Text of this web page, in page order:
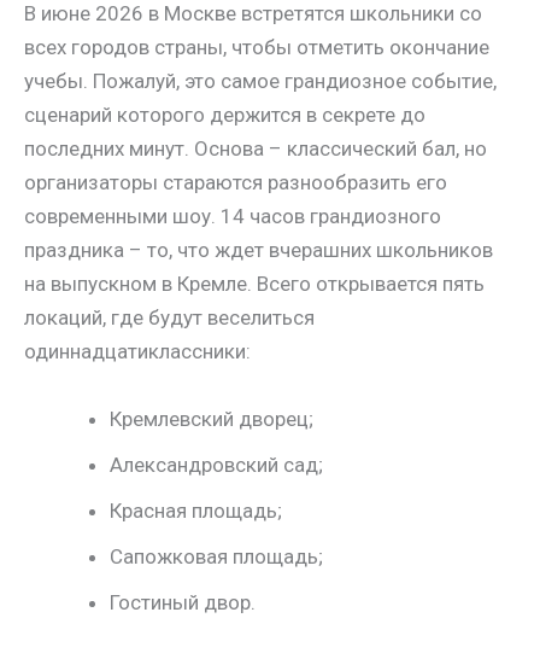
В июне 2026 в Москве встретятся школьники со
всех городов страны, чтобы отметить окончание
учебы. Пожалуй, это самое грандиозное событие,
сценарий которого держится в секрете до
последних минут. Основа – классический бал, но
организаторы стараются разнообразить его
современными шоу. 14 часов грандиозного
праздника – то, что ждет вчерашних школьников
на выпускном в Кремле. Всего открывается пять
локаций, где будут веселиться
одиннадцатиклассники:
Кремлевский дворец;
Александровский сад;
Красная площадь;
Сапожковая площадь;
Гостиный двор.